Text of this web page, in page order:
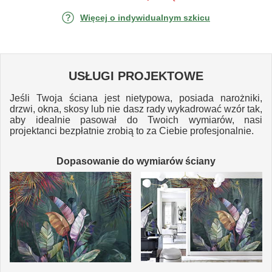
Więcej o indywidualnym szkicu
USŁUGI PROJEKTOWE
Jeśli Twoja ściana jest nietypowa, posiada narożniki,
drzwi, okna, skosy lub nie dasz rady wykadrować wzór tak,
aby idealnie pasował do Twoich wymiarów, nasi
projektanci bezpłatnie zrobią to za Ciebie profesjonalnie.
Dopasowanie do wymiarów ściany